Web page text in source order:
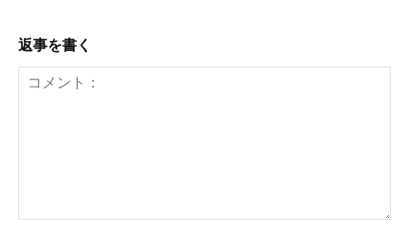
返事を書く